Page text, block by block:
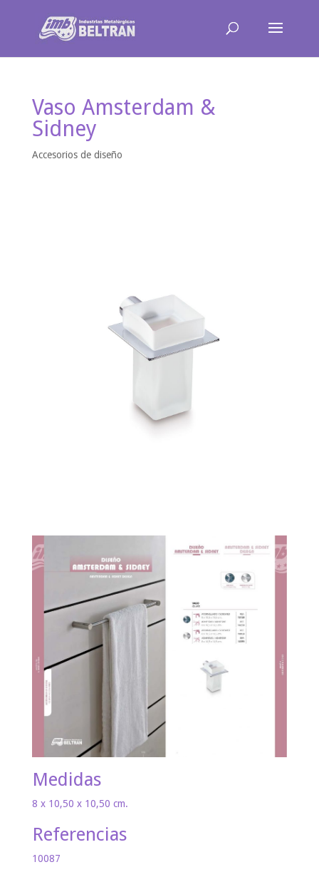
Vaso Amsterdam &
Sidney
Accesorios de diseño
Medidas
8 x 10,50 x 10,50 cm.
Referencias
10087